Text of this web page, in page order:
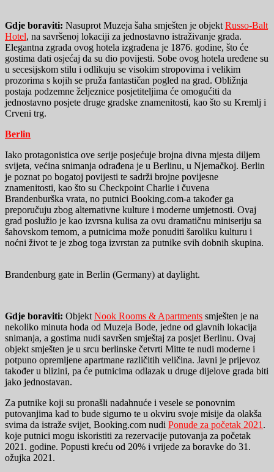
Gdje boraviti: Nasuprot Muzeja šaha smješten je objekt Russo-Balt
Hotel, na savršenoj lokaciji za jednostavno istraživanje grada.
Elegantna zgrada ovog hotela izgrađena je 1876. godine, što će
gostima dati osjećaj da su dio povijesti. Sobe ovog hotela uređene su
u secesijskom stilu i odlikuju se visokim stropovima i velikim
prozorima s kojih se pruža fantastičan pogled na grad. Obližnja
postaja podzemne željeznice posjetiteljima će omogućiti da
jednostavno posjete druge gradske znamenitosti, kao što su Kremlj i
Crveni trg.
Berlin
Iako protagonistica ove serije posjećuje brojna divna mjesta diljem
svijeta, većina snimanja odrađena je u Berlinu, u Njemačkoj. Berlin
je poznat po bogatoj povijesti te sadrži brojne povijesne
znamenitosti, kao što su Checkpoint Charlie i čuvena
Brandenburška vrata, no putnici Booking.com-a također ga
preporučuju zbog alternativne kulture i moderne umjetnosti. Ovaj
grad poslužio je kao izvrsna kulisa za ovu dramatičnu miniseriju sa
šahovskom temom, a putnicima može ponuditi šaroliku kulturu i
noćni život te je zbog toga izvrstan za putnike svih dobnih skupina.
Brandenburg gate in Berlin (Germany) at daylight.
Gdje boraviti: Objekt Nook Rooms & Apartments smješten je na
nekoliko minuta hoda od Muzeja Bode, jedne od glavnih lokacija
snimanja, a gostima nudi savršen smještaj za posjet Berlinu. Ovaj
objekt smješten je u srcu berlinske četvrti Mitte te nudi moderne i
potpuno opremljene apartmane različitih veličina. Javni je prijevoz
također u blizini, pa će putnicima odlazak u druge dijelove grada biti
jako jednostavan.
Za putnike koji su pronašli nadahnuće i vesele se ponovnim
putovanjima kad to bude sigurno te u okviru svoje misije da olakša
svima da istraže svijet, Booking.com nudi Ponude za početak 2021 .
koje putnici mogu iskoristiti za rezervacije putovanja za početak
2021. godine. Popusti kreću od 20% i vrijede za boravke do 31.
ožujka 2021.